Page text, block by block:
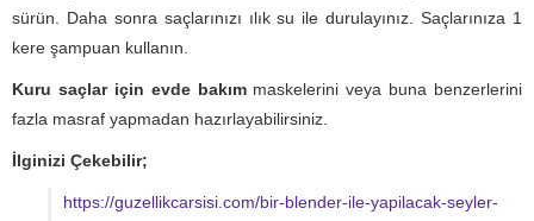
sürün. Daha sonra saçlarınızı ılık su ile durulayınız. Saçlarınıza 1
kere şampuan kullanın.
Kuru saçlar için evde bakımmaskelerini veya buna benzerlerini
fazla masraf yapmadan hazırlayabilirsiniz.
İlginizi Çekebilir;
https://guzellikcarsisi.com/bir-blender-ile-yapilacak-seyler-